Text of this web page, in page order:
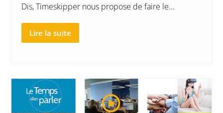
Dis, Timeskipper nous propose de faire le…
Lire la suite